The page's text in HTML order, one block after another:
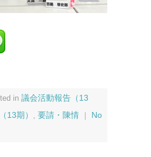
in 議会活動報告（13
13期） , 要請・陳情
No